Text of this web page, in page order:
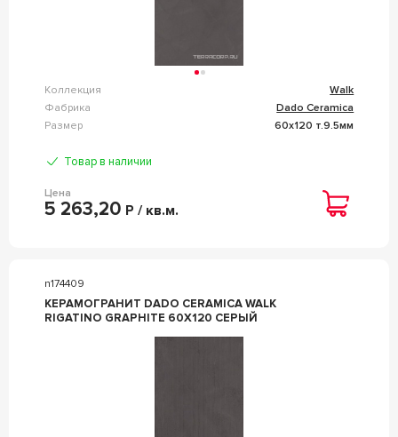
Коллекция
Walk
Фабрика
Dado Ceramica
Размер
60x120 т.9.5мм
Товар в наличии
Цена
5 263,20 Р / кв.м.
n174409
КЕРАМОГРАНИТ DADO CERAMICA WALK
RIGATINO GRAPHITE 60X120 СЕРЫЙ